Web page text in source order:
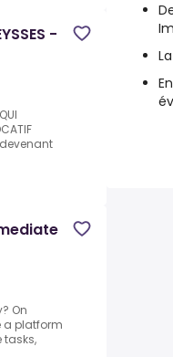
-
On
a platform
tasks,